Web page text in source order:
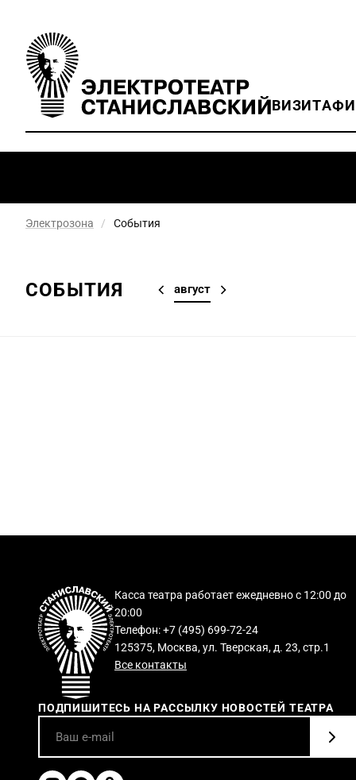
ВИЗИТ
Электрозона / События
СОБЫТИЯ август
Касса театра работает ежедневно с 12:00 до
20:00
Телефон: +7 (495) 699-72-24
125375, Москва, ул. Тверская, д. 23, стр.1
Все контакты
ПОДПИШИТЕСЬ НА РАССЫЛКУ НОВОСТЕЙ ТЕАТРА